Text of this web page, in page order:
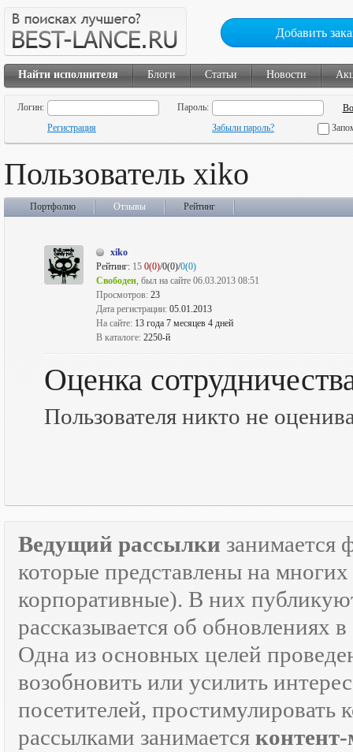
Добавить
Найти исполнителя Блоги Статьи Новости
Логин:
Пароль:
Регистрация
Забыли пароль?
Пользователь xiko
Портфолио Отзывы Рейтинг
xiko
Рейтинг: 15 0(0)/0(0)/0(0)
Свободен, был на сайте 06.03.2013 08:51
Просмотров: 23
Дата регистрации: 05.01.2013
На сайте: 13 года 7 месяцев 4 дней
В каталоге: 2250-й
Оценка
Пользователя никто не
Ведущий рассылки занимается
которые представлены на
корпоративные). В них
рассказывается об обновлениях
Одна из основных целей
возобновить или усилить
посетителей, простимулировать
рассылками занимается